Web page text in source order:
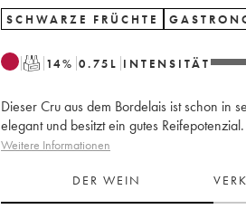
SCHWARZE FRÜCHTE
T 14% 0.75 L INTENSITÄT
Dieser Cru aus dem Bordelais ist schon in
elegant und besitzt ein gutes Reifepotenzial.
Weitere Informationen
DER WEIN